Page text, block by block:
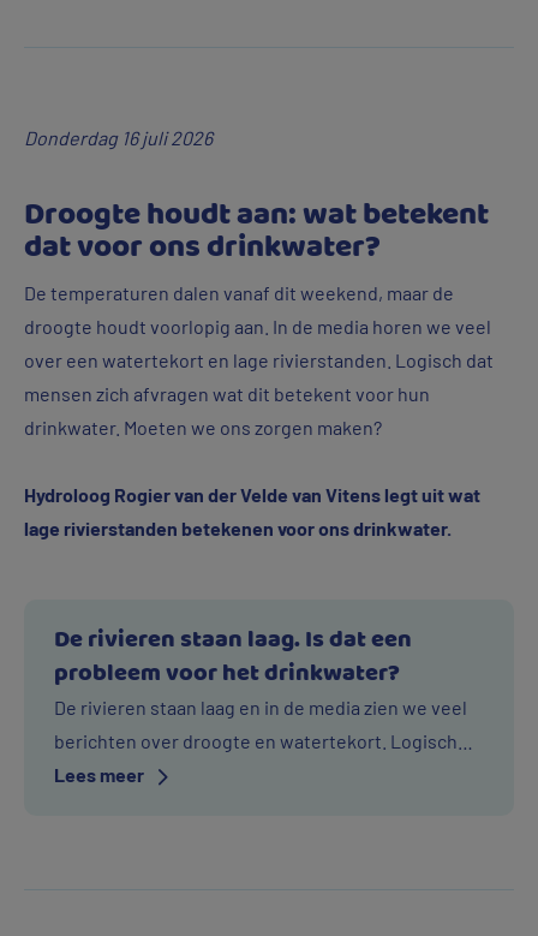
Donderdag 16 juli 2026
Droogte houdt aan: wat betekent
dat voor ons drinkwater?
De temperaturen dalen vanaf dit weekend, maar de
droogte houdt voorlopig aan. In de media horen we veel
over een watertekort en lage rivierstanden. Logisch dat
mensen zich afvragen wat dit betekent voor hun
drinkwater. Moeten we ons zorgen maken?
Hydroloog Rogier van der Velde van Vitens legt uit wat
lage rivierstanden betekenen voor ons drinkwater.
De rivieren staan laag. Is dat een
probleem voor het drinkwater?
De rivieren staan laag en in de media zien we veel
berichten over droogte en watertekort. Logisch
dat veel mensen zich afvragen wat dat betekent
Lees meer
Over